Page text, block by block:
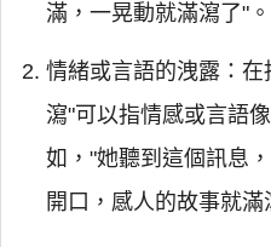
滿，一晃動就滿瀉了"。
情緒或言語的洩露：
瀉"可以指情感或言語
如，"她聽到這個訊息
開口，感人的故事就滿